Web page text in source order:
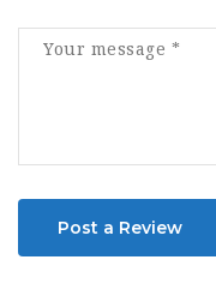
Post a Review